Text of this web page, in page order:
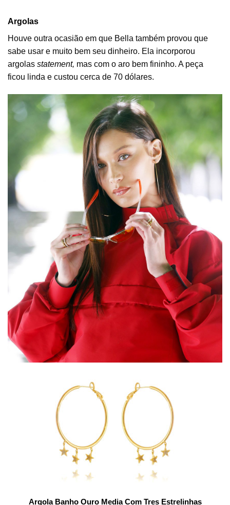
Argolas
Houve outra ocasião em que Bella também provou que
sabe usar e muito bem seu dinheiro. Ela incorporou
argolas statement, mas com o aro bem fininho. A peça
ficou linda e custou cerca de 70 dólares.
Argola Banho Ouro Media Com Tres Estrelinhas